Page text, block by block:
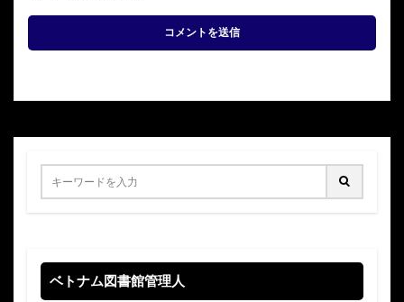
ベトナム図書館管理人